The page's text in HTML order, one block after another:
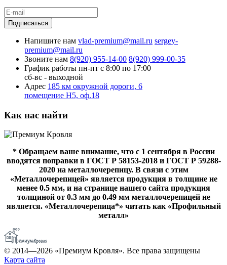
Подписаться
Напишите нам vlad-premium@mail.ru sergey-
premium@mail.ru
Звоните нам 8(920) 955-14-00 8(920) 999-00-35
График работы пн-пт с 8:00 по 17:00
сб-вс - выходной
Адрес 185 км окружной дороги, 6
помещение Н5, оф.18
Как нас найти
* Обращаем ваше внимание, что с 1 сентября в России
вводятся поправки в ГОСТ Р 58153-2018 и ГОСТ Р 59288-
2020 на металлочерепицу. В связи с этим
«Металлочерепицей» является продукция в толщине не
менее 0.5 мм, и на странице нашего сайта продукция
толщиной от 0.3 мм до 0.49 мм металлочерепицей не
является. «Металлочерепица*» читать как «Профильный
металл»
© 2014—2026 «Премиум Кровля». Все права защищены
Карта сайта